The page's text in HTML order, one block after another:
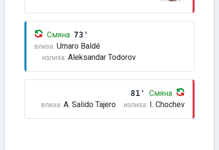
Смяна 73'
влиза: Umaro Baldé
излиза: Aleksandar Todorov
81' Смяна
влиза: A. Salido Tajero излиза: I. Chochev